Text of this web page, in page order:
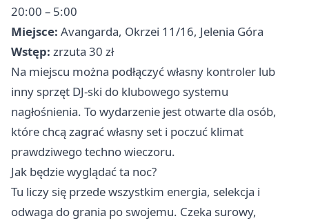
20:00 – 5:00
Miejsce: Avangarda, Okrzei 11/16, Jelenia Góra
Wstęp: zrzuta 30 zł
Na miejscu można podłączyć własny kontroler lub
inny sprzęt DJ-ski do klubowego systemu
nagłośnienia. To wydarzenie jest otwarte dla osób,
które chcą zagrać własny set i poczuć klimat
prawdziwego techno wieczoru.
Jak będzie wyglądać ta noc?
Tu liczy się przede wszystkim energia, selekcja i
odwaga do grania po swojemu. Czeka surowy,